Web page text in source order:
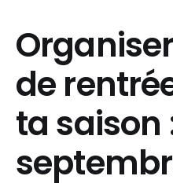
de
ta saison